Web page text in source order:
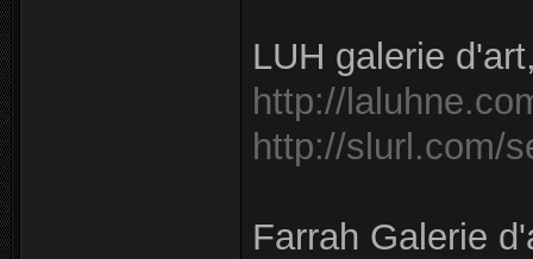
LUH galerie
http://
http://slurl.com/
Farrah Galerie